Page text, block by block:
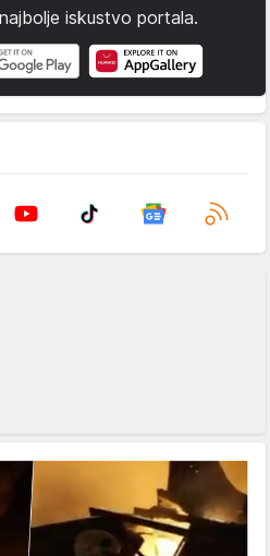
iskustvo portala.